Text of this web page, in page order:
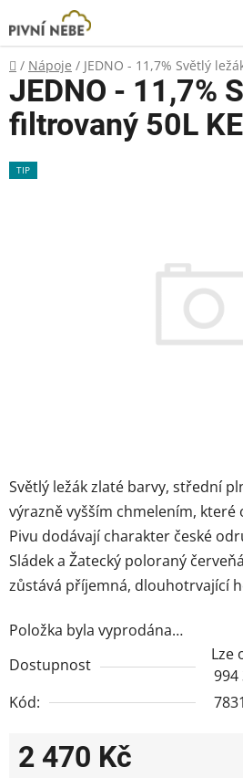
na
obsah
Domů
/ Nápoje / JEDNO - 11,7% Světlý
Světlý ležák zlaté barvy, střední
výrazně vyšším chmelením,
Pivu dodávají charakter české
Sládek a Žatecký poloraný
zůstává příjemná, dlouhotrvající
Položka byla vyprodána…
Dostupnost
Lze
994
Kód:
7831
2 470 Kč
JEDNO - 11,7%
filtrovaný 50L
TIP